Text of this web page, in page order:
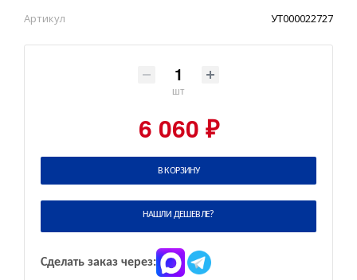
Артикул УТ000022727
шт
6 060 ₽
В КОРЗИНУ
НАШЛИ ДЕШЕВЛЕ?
Сделать заказ через: